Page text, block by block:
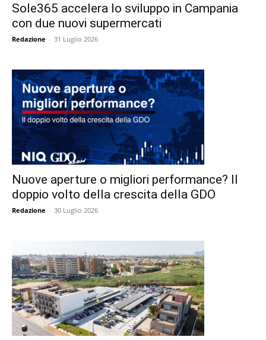
Sole365 accelera lo sviluppo in Campania
con due nuovi supermercati
Redazione - 31 Luglio 2026
Nuove aperture o migliori performance? Il
doppio volto della crescita della GDO
Redazione - 30 Luglio 2026